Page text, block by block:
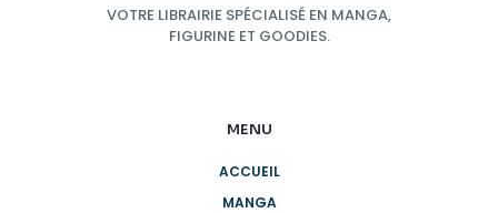
VOTRE LIBRAIRIE SPÉCIALISÉ EN MANGA,
FIGURINE ET GOODIES.
MENU
ACCUEIL
MANGA